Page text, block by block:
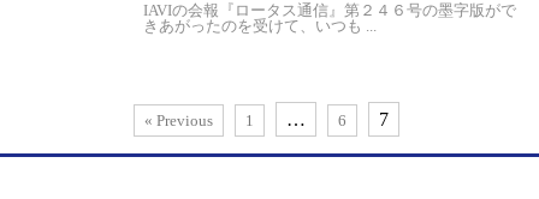
IAVIの会報『ロータス通信』第２４６号の墨字版がで
きあがったのを受けて、いつも ...
« Previous 1 … 6 7